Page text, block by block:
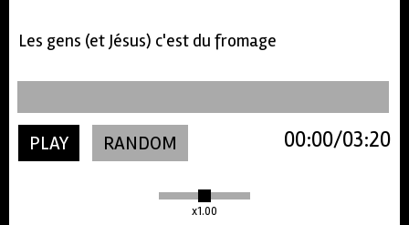
Les gens (et Jésus) c'est du fromage
PLAY RANDOM
x1.00
03:20
00:00